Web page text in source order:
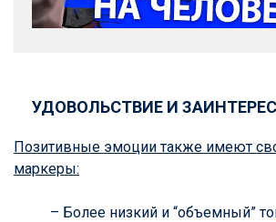
УДОВОЛЬСТВИЕ И
Позитивные эмоции также имеют
маркеры:
– Более низкий и “объемный”